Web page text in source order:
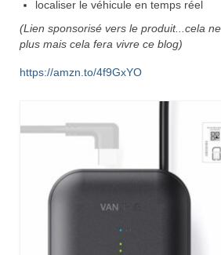
localiser le véhicule en temps réel
(Lien sponsorisé vers le produit...cela
plus mais cela fera vivre ce blog)
https://amzn.to/4f9GxYO